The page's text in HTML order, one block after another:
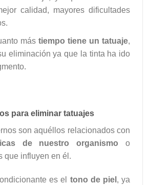
calidad, mayores dificultades
más tiempo tiene un tatuaje,
eliminación ya que la tinta ha ido
para eliminar tatuajes
son aquéllos relacionados con
de nuestro organismoo
que influyen en él.
es el tono de piel , ya